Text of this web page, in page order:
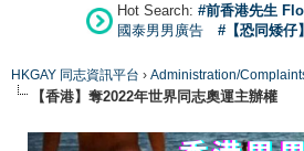
Hot Search: #前香港先生
國泰男男廣告
#【恐同矮仔
HKGAY 同志資訊平台 › Administration/
【香港】奪2022年世界同志奧運主辦權